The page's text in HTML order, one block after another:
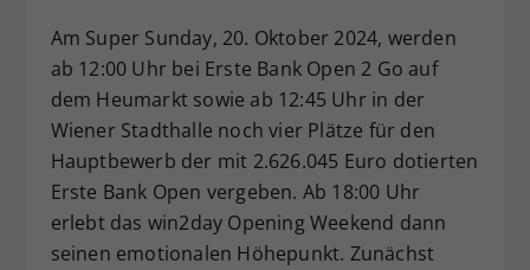
Am Super Sunday, 20. Oktober 2024, werden
ab 12:00 Uhr bei Erste Bank Open 2 Go auf
dem Heumarkt sowie ab 12:45 Uhr in der
Wiener Stadthalle noch vier Plätze für den
Hauptbewerb der mit 2.626.045 Euro dotierten
Erste Bank Open vergeben. Ab 18:00 Uhr
erlebt das win2day Opening Weekend dann
seinen emotionalen Höhepunkt. Zunächst
Zweck
Dieser Wert speichert Ihre Consent-
Einstellungen. Unter anderem eine
zufällig generierte ID, für die
historische Speicherung Ihrer
vorgenommen Einstellungen, falls der
Webseiten-Betreiber dies eingestellt
hat.